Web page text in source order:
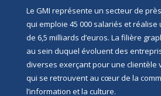
Le GMI représente un secteur de
qui emploie 45 000 salariés et réalise
de 6,5 milliards d’euros. La filière
au sein duquel évoluent des
diverses exerçant pour une clientèle
qui se retrouvent au cœur de la
l’information et la culture.